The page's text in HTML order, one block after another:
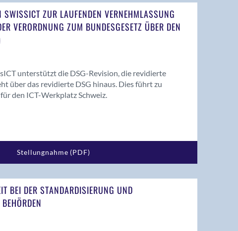
ZUR LAUFENDEN VERNEHMLASSUNG
VERORDNUNG ZUM BUNDESGESETZ ÜBER DEN
unterstützt die DSG-Revision, die revidierte
über das revidierte DSG hinaus. Dies führt zu
den ICT-Werkplatz Schweiz.
Stellungnahme (PDF)
BEI DER STANDARDISIERUNG UND